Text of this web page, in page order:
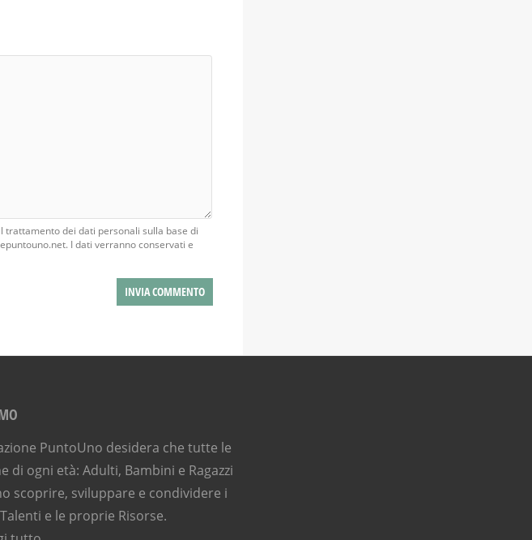
trattamento dei dati personali sulla base di
I dati verranno conservati e
PuntoUno desidera che tutte le
di ogni età: Adulti, Bambini e Ragazzi
scoprire, sviluppare e condividere i
e le proprie Risorse.